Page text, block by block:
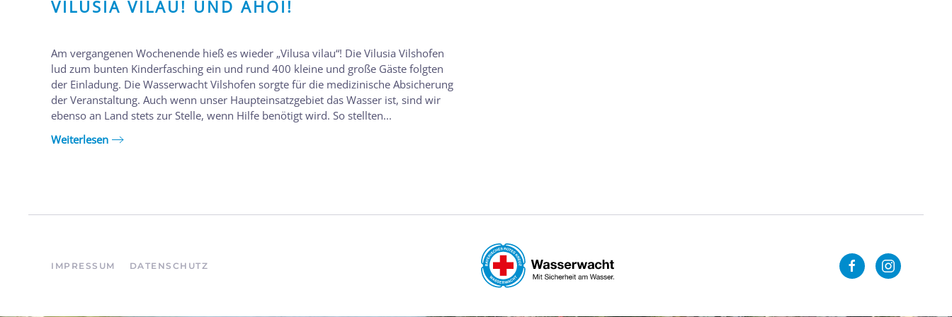
VILUSIA VILAU! UND AHOI!
Am vergangenen Wochenende hieß es wieder „Vilusa vilau“! Die Vilusia Vilshofen
lud zum bunten Kinderfasching ein und rund 400 kleine und große Gäste folgten
der Einladung. Die Wasserwacht Vilshofen sorgte für die medizinische Absicherung
der Veranstaltung. Auch wenn unser Haupteinsatzgebiet das Wasser ist, sind wir
ebenso an Land stets zur Stelle, wenn Hilfe benötigt wird. So stellten...
Weiterlesen
IMPRESSUM DATENSCHUTZ